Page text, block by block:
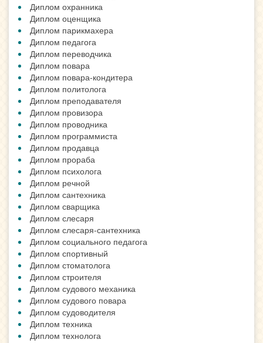
Диплом охранника
Диплом оценщика
Диплом парикмахера
Диплом педагога
Диплом переводчика
Диплом повара
Диплом повара-кондитера
Диплом политолога
Диплом преподавателя
Диплом провизора
Диплом проводника
Диплом программиста
Диплом продавца
Диплом прораба
Диплом психолога
Диплом речной
Диплом сантехника
Диплом сварщика
Диплом слесаря
Диплом слесаря-сантехника
Диплом социального педагога
Диплом спортивный
Диплом стоматолога
Диплом строителя
Диплом судового механика
Диплом судового повара
Диплом судоводителя
Диплом техника
Диплом технолога